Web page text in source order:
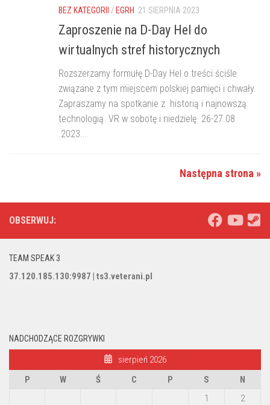
BEZ KATEGORII / EGRH 21 SIERPNIA 2023
Zaproszenie na D-Day Hel do
wirtualnych stref historycznych
Rozszerzamy formułę D-Day Hel o treści ściśle
związane z tym miejscem polskiej pamięci i chwały.
Zapraszamy na spotkanie z historią i najnowszą
technologią VR w sobotę i niedzielę 26-27.08
.2023...
Następna strona »
OBSERWUJ:
TEAM SPEAK 3
37.120.185.130:9987 | ts3.veterani.pl
NADCHODZĄCE ROZGRYWKI
sierpień 2026
P
W Ś C P S
N
1
2